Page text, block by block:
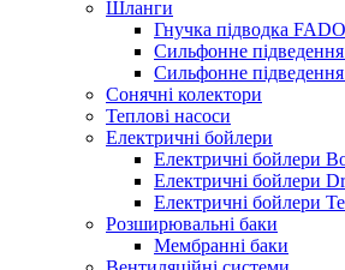
Шланги
Гнучка підводка
Сильфонне
Сильфонне
Сонячні колектори
Теплові насоси
Електричні бойлери
Електричні бойлери
Електричні бойлери
Електричні бойлери
Розширювальні баки
Мембранні баки